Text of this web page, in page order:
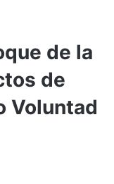
de la
de
Voluntad